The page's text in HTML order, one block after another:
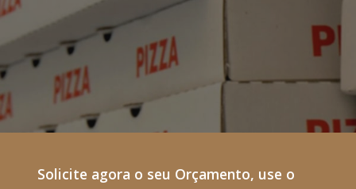
CONTATO
ORÇAMENTO
Fabricamos o que você precisar
SAIBA MAIS
Solicite agora o seu Orçamento, use o